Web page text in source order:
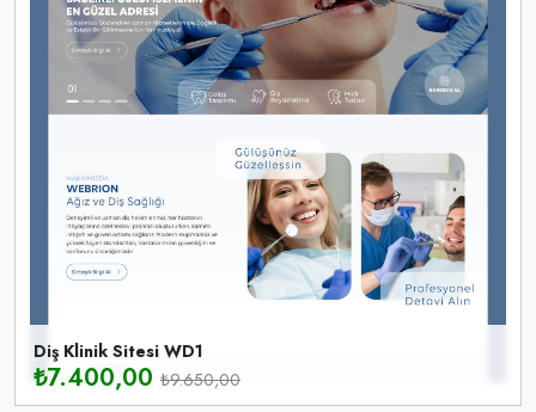
Diş Klinik Sitesi WD1
₺7.400,00 ₺9.650,00